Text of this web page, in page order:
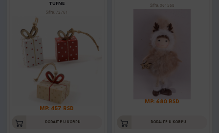
TUFNE
Šifra: 72761
MP: 457 RSD
DODAJTE U KORPU
Šifra: 061568
MP: 680 RSD
DODAJTE U KORPU